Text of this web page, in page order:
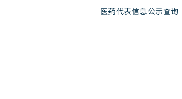
医药代表信息公示查询